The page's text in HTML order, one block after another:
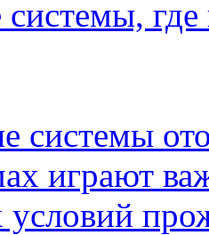
системы
играют